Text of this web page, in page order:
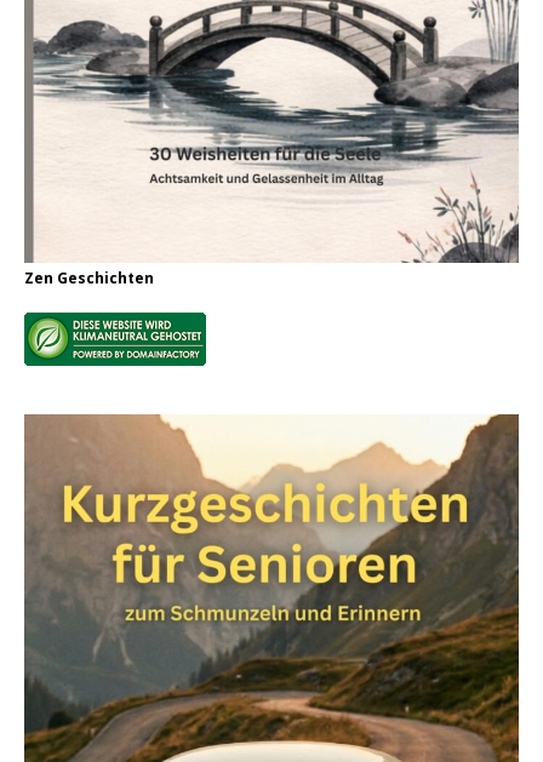
Zen Geschichten